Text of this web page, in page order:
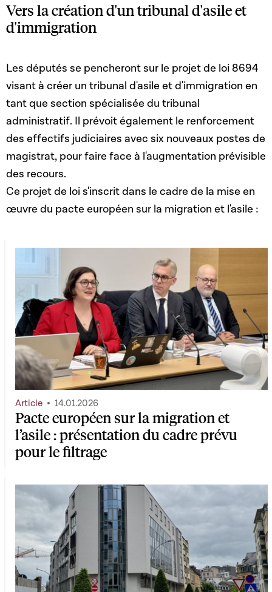
Vers la création d'un tribunal d'asile et
d'immigration
Les députés se pencheront sur le projet de loi 8694
visant à créer un tribunal d'asile et d'immigration en
tant que section spécialisée du tribunal
administratif. Il prévoit également le renforcement
des effectifs judiciaires avec six nouveaux postes de
magistrat, pour faire face à l'augmentation prévisible
des recours.
Ce projet de loi s'inscrit dans le cadre de la mise en
œuvre du pacte européen sur la migration et l'asile :
Pacte européen sur la migration et
l’asile : présentation du cadre prévu
pour le filtrage
Article 14.01.2026